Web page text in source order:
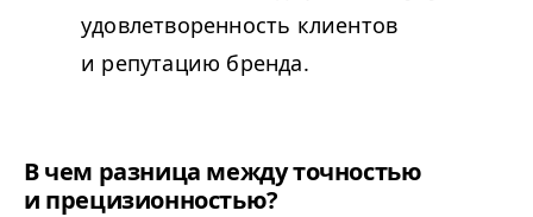
удовлетворенность клиентов
и репутацию бренда.
В чем разница между точностью
и прецизионностью?